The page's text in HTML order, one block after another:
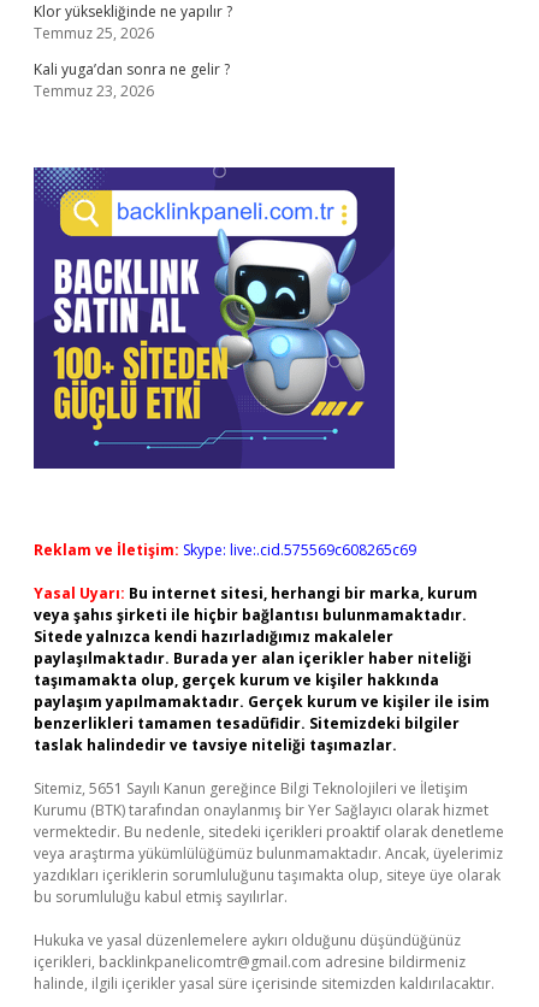
Klor yüksekliğinde ne yapılır ?
Temmuz 25, 2026
Kali yuga’dan sonra ne gelir ?
Temmuz 23, 2026
Reklam ve İletişim: Skype: live:.cid.575569c608265c69
Yasal Uyarı: Bu internet sitesi, herhangi bir marka, kurum
veya şahıs şirketi ile hiçbir bağlantısı bulunmamaktadır.
Sitede yalnızca kendi hazırladığımız makaleler
paylaşılmaktadır. Burada yer alan içerikler haber niteliği
taşımamakta olup, gerçek kurum ve kişiler hakkında
paylaşım yapılmamaktadır. Gerçek kurum ve kişiler ile isim
benzerlikleri tamamen tesadüfidir. Sitemizdeki bilgiler
taslak halindedir ve tavsiye niteliği taşımazlar.
Sitemiz, 5651 Sayılı Kanun gereğince Bilgi Teknolojileri ve İletişim
Kurumu (BTK) tarafından onaylanmış bir Yer Sağlayıcı olarak hizmet
vermektedir. Bu nedenle, sitedeki içerikleri proaktif olarak denetleme
veya araştırma yükümlülüğümüz bulunmamaktadır. Ancak, üyelerimiz
yazdıkları içeriklerin sorumluluğunu taşımakta olup, siteye üye olarak
bu sorumluluğu kabul etmiş sayılırlar.
Hukuka ve yasal düzenlemelere aykırı olduğunu düşündüğünüz
içerikleri, backlinkpanelicomtr@gmail.com adresine bildirmeniz
halinde, ilgili içerikler yasal süre içerisinde sitemizden kaldırılacaktır.